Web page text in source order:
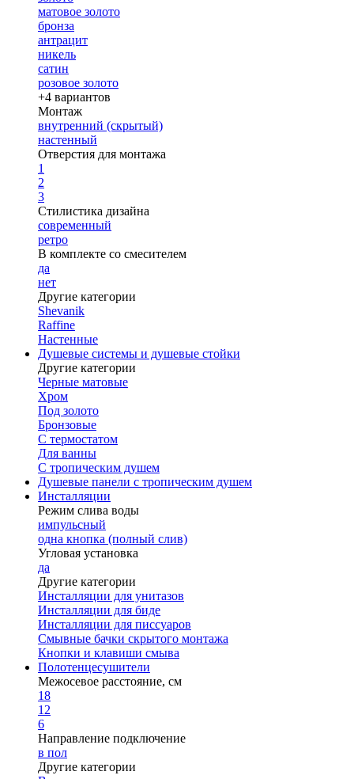
матовое золото
бронза
антрацит
никель
сатин
розовое золото
+4 вариантов
Монтаж
внутренний (скрытый)
настенный
Отверстия для монтажа
1
2
3
Стилистика дизайна
современный
ретро
В комплекте со смесителем
да
нет
Другие категории
Shevanik
Raffine
Настенные
Душевые системы и душевые стойки
Другие категории
Черные матовые
Хром
Под золото
Бронзовые
С термостатом
Для ванны
С тропическим душем
Душевые панели с тропическим душем
Инсталляции
Режим слива воды
импульсный
одна кнопка (полный слив)
Угловая установка
да
Другие категории
Инсталляции для унитазов
Инсталляции для биде
Инсталляции для писсуаров
Смывные бачки скрытого монтажа
Кнопки и клавиши смыва
Полотенцесушители
Межосевое расстояние, см
18
12
6
Направление подключение
в пол
Другие категории